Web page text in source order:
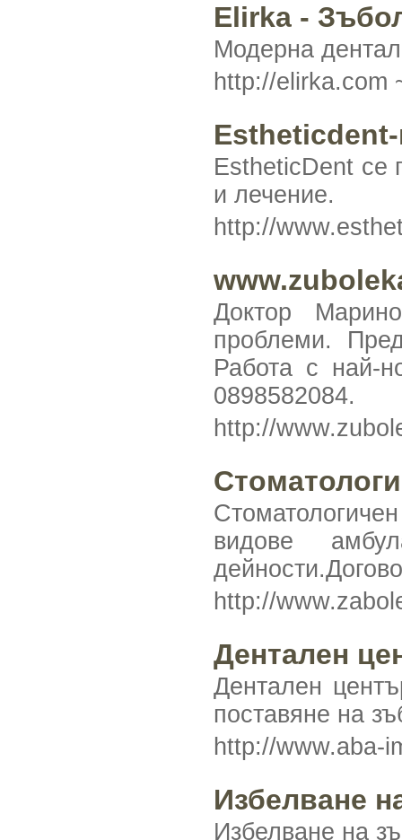
Elirka -
Модерна
http://elirka.com
EstheticDent се
и лечение.
http://
Доктор
проблеми.
Работа с най-
0898582084.
http://
видове
http://
Дентален
Дентален
поставяне на
http://www.aba-
Избелване
Избелване на